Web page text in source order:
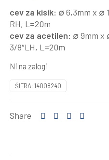
cev za kisik: ∅ 6,3mm x ∅
RH, L=20m
cev za acetilen: ∅ 9mm x
3/8″LH, L=20m
Ni na zalogi
ŠIFRA: 14008240
Share